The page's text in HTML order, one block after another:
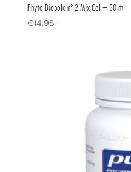
Phyto Biopole nº 2 Mix Col – 50 ml
€14,95